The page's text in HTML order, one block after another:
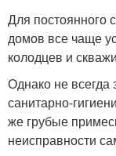
Для постоянного
домов все чаще
колодцев и
Однако не всегда
санитарно-
же грубые
неисправности